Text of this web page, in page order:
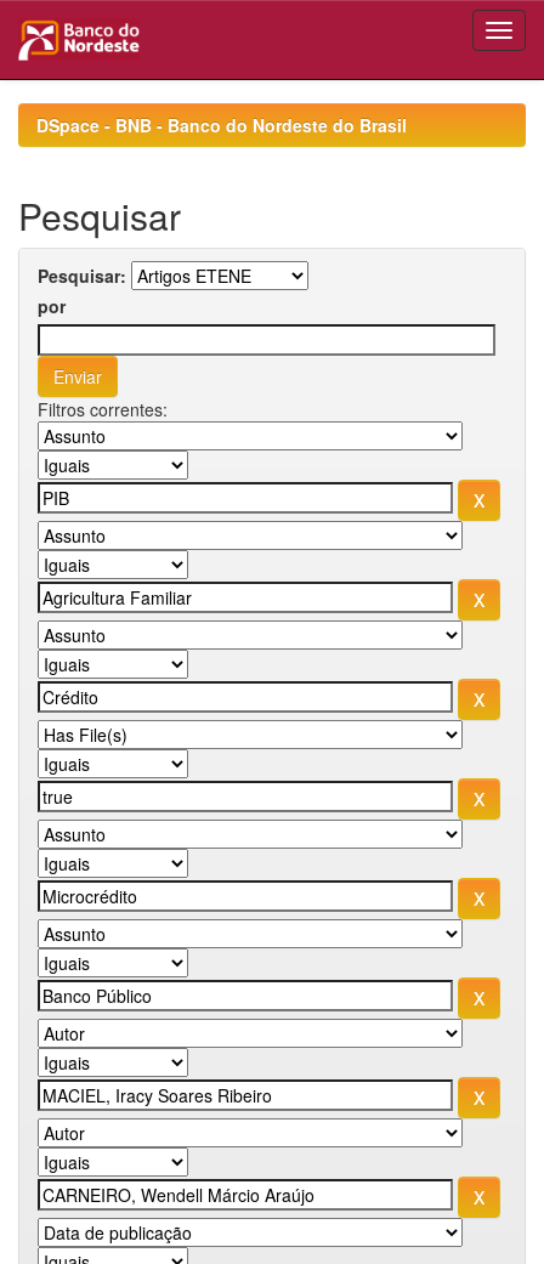
navigationDSpace - BNB - Banco do Nordeste do Brasil
Pesquisar
Pesquisar:
por
Filtros correntes: